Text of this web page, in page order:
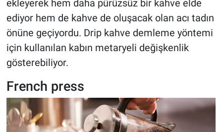
ekleyerek hem daha pürüzsüz bir kahve elde
ediyor hem de kahve de oluşacak olan acı tadın
önüne geçiyordu. Drip kahve demleme yöntemi
için kullanılan kabın metaryeli değişkenlik
gösterebiliyor.
French press